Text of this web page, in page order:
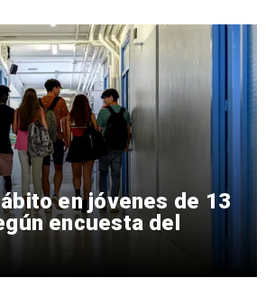
en jóvenes de 13
encuesta del